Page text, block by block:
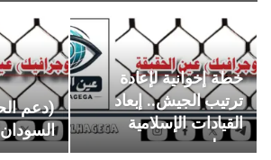
خطة إخوانية لإعادة
ترتيب الجيش.. إبعاد
القيادات الإسلامية
وحظر…
(دعم